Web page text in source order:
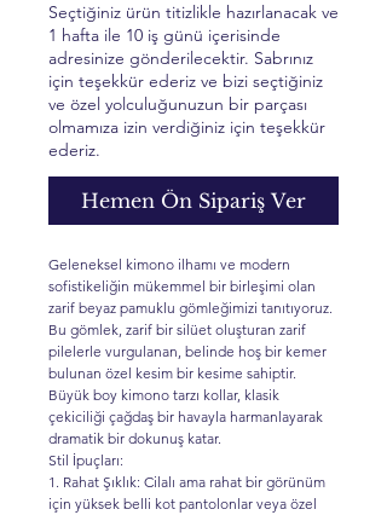
Seçtiğiniz ürün titizlikle hazırlanacak ve
1 hafta ile 10 iş günü içerisinde
adresinize gönderilecektir. Sabrınız
için teşekkür ederiz ve bizi seçtiğiniz
ve özel yolculuğunuzun bir parçası
olmamıza izin verdiğiniz için teşekkür
ederiz.
Hemen Ön Sipariş Ver
Geleneksel kimono ilhamı ve modern
sofistikeliğin mükemmel bir birleşimi olan
zarif beyaz pamuklu gömleğimizi tanıtıyoruz.
Bu gömlek, zarif bir silüet oluşturan zarif
pilelerle vurgulanan, belinde hoş bir kemer
bulunan özel kesim bir kesime sahiptir.
Büyük boy kimono tarzı kollar, klasik
çekiciliği çağdaş bir havayla harmanlayarak
dramatik bir dokunuş katar.
Stil İpuçları:
1. Rahat Şıklık: Cilalı ama rahat bir görünüm
için yüksek belli kot pantolonlar veya özel